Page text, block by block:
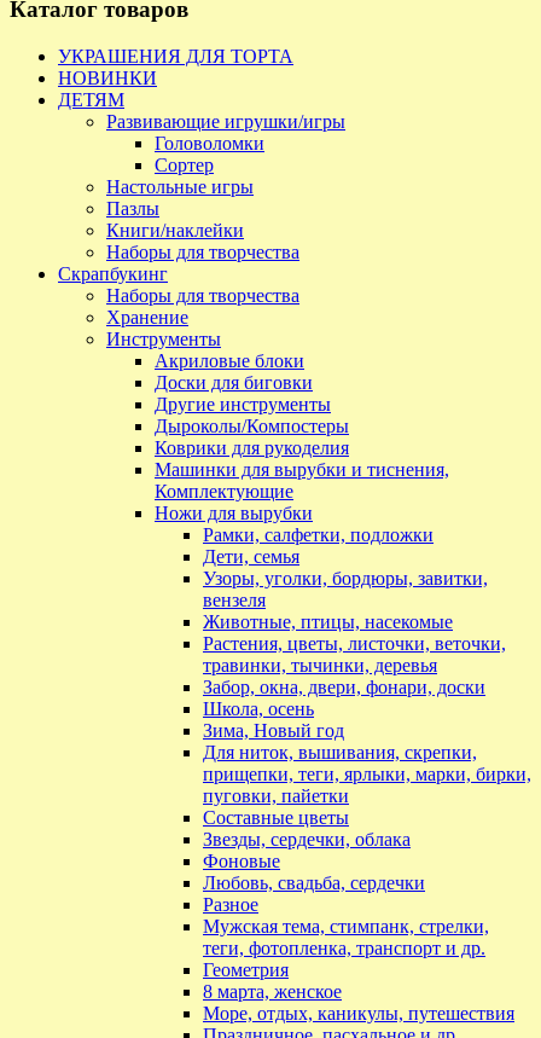
Каталог товаров
УКРАШЕНИЯ ДЛЯ ТОРТА
НОВИНКИ
ДЕТЯМ
Развивающие игрушки/игры
Головоломки
Сортер
Настольные игры
Пазлы
Книги/наклейки
Наборы для творчества
Скрапбукинг
Наборы для творчества
Хранение
Инструменты
Акриловые блоки
Доски для биговки
Другие инструменты
Дыроколы/Компостеры
Коврики для рукоделия
Машинки для вырубки и тиснения,
Комплектующие
Ножи для вырубки
Рамки, салфетки, подложки
Дети, семья
Узоры, уголки, бордюры, завитки,
вензеля
Животные, птицы, насекомые
Растения, цветы, листочки, веточки,
травинки, тычинки, деревья
Забор, окна, двери, фонари, доски
Школа, осень
Зима, Новый год
Для ниток, вышивания, скрепки,
прищепки, теги, ярлыки, марки, бирки,
пуговки, пайетки
Составные цветы
Звезды, сердечки, облака
Фоновые
Любовь, свадьба, сердечки
Разное
Мужская тема, стимпанк, стрелки,
теги, фотопленка, транспорт и др.
Геометрия
8 марта, женское
Море, отдых, каникулы, путешествия